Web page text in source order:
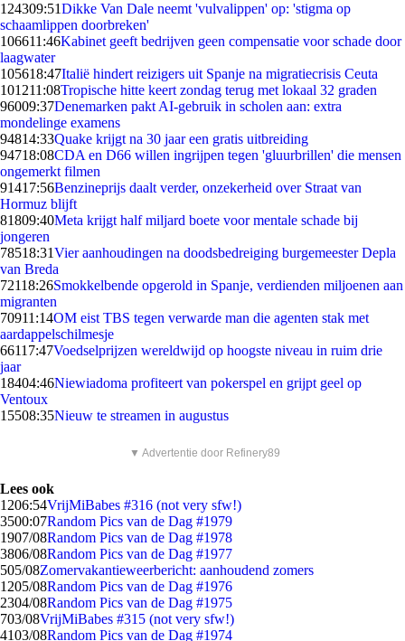
124309:51Dikke Van Dale neemt 'vulvalippen' op: 'stigma op
schaamlippen doorbreken'
106611:46Kabinet geeft bedrijven geen compensatie voor schade door
laagwater
105618:47Italië hindert reizigers uit Spanje na migratiecrisis Ceuta
101211:08Tropische hitte keert zondag terug met lokaal 32 graden
96009:37Denemarken pakt AI-gebruik in scholen aan: extra
mondelinge examens
94814:33Quake krijgt na 30 jaar een gratis uitbreiding
94718:08CDA en D66 willen ingrijpen tegen 'gluurbrillen' die mensen
ongemerkt filmen
91417:56Benzineprijs daalt verder, onzekerheid over Straat van
Hormuz blijft
81809:40Meta krijgt half miljard boete voor mentale schade bij
jongeren
78518:31Vier aanhoudingen na doodsbedreiging burgemeester Depla
van Breda
72118:26Smokkelbende opgerold in Spanje, verdienden miljoenen aan
migranten
70911:14OM eist TBS tegen verwarde man die agenten stak met
aardappelschilmesje
66117:47Voedselprijzen wereldwijd op hoogste niveau in ruim drie
jaar
18404:46Niewiadoma profiteert van pokerspel en grijpt geel op
Ventoux
15508:35Nieuw te streamen in augustus
▼ Advertentie door Refinery89
Lees ook
1206:54VrijMiBabes #316 (not very sfw!)
3500:07Random Pics van de Dag #1979
1907/08Random Pics van de Dag #1978
3806/08Random Pics van de Dag #1977
505/08Zomervakantieweerbericht: aanhoudend zomers
1205/08Random Pics van de Dag #1976
2304/08Random Pics van de Dag #1975
703/08VrijMiBabes #315 (not very sfw!)
4103/08Random Pics van de Dag #1974